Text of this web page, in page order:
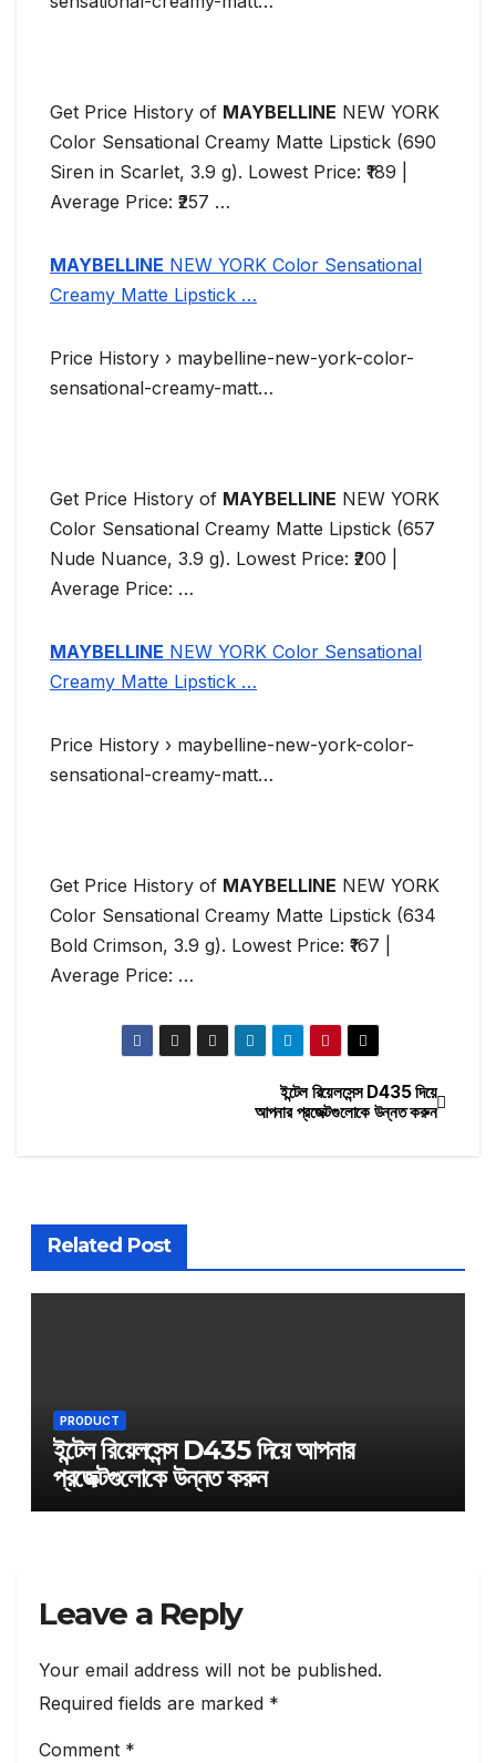
Get Price History of MAYBELLINE NEW YORK
Color Sensational Creamy Matte Lipstick (690
Siren in Scarlet, 3.9 g). Lowest Price: ₹189 |
Average Price: ₹257 …
MAYBELLINE NEW YORK Color Sensational
Creamy Matte Lipstick …
Price History › maybelline-new-york-color-
sensational-creamy-matt…
Get Price History of MAYBELLINE NEW YORK
Color Sensational Creamy Matte Lipstick (657
Nude Nuance, 3.9 g). Lowest Price: ₹200 |
Average Price: …
MAYBELLINE NEW YORK Color Sensational
Creamy Matte Lipstick …
Price History › maybelline-new-york-color-
sensational-creamy-matt…
Get Price History of MAYBELLINE NEW YORK
Color Sensational Creamy Matte Lipstick (634
Bold Crimson, 3.9 g). Lowest Price: ₹167 |
Average Price: …
ইন্টেল রিয়েলসেন্স D435 দিয়ে
আপনার প্রজেক্টগুলোকে উন্নত করুন
Related Post
PRODUCT
ইন্টেল রিয়েলসেন্স D435 দিয়ে আপনার
প্রজেক্টগুলোকে উন্নত করুন
Leave a Reply
Your email address will not be published.
Required fields are marked *
Comment *